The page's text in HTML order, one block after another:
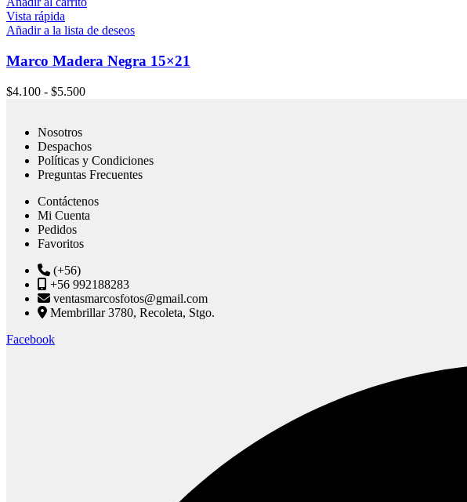
Vista rápida
Añadir a la lista de deseos
Marco Madera Negra 15×21
$4.100 - $5.500
Nosotros
Despachos
Políticas y Condiciones
Preguntas Frecuentes
Contáctenos
Mi Cuenta
Pedidos
Favoritos
(+56)
+56 992188283
ventasmarcosfotos@gmail.com
Membrillar 3780, Recoleta, Stgo.
Facebook